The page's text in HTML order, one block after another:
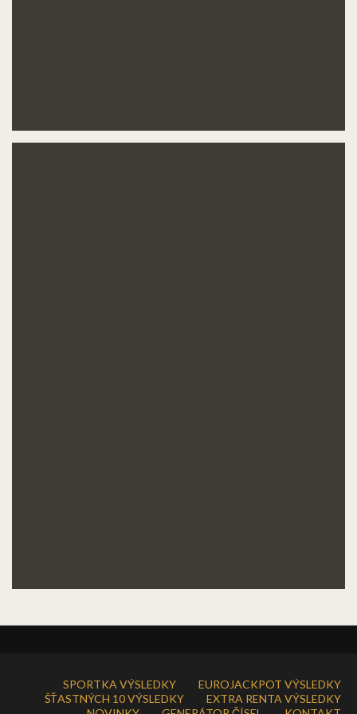
SPORTKA VÝSLEDKY
EUROJACKPOT VÝSLEDKY
ŠŤASTNÝCH 10 VÝSLEDKY
EXTRA RENTA VÝSLEDKY